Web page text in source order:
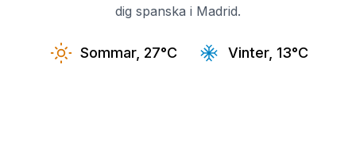
dig spanska i Madrid.
Sommar, 27°C Vinter, 13°C